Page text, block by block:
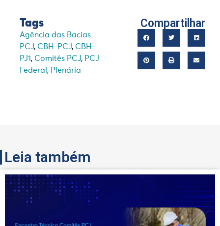
Tags
Agência das Bacias
PCJ, CBH-PCJ, CBH-
PJ1, Comitês PCJ, PCJ
Federal , Plenária
Compartilhar
Leia também